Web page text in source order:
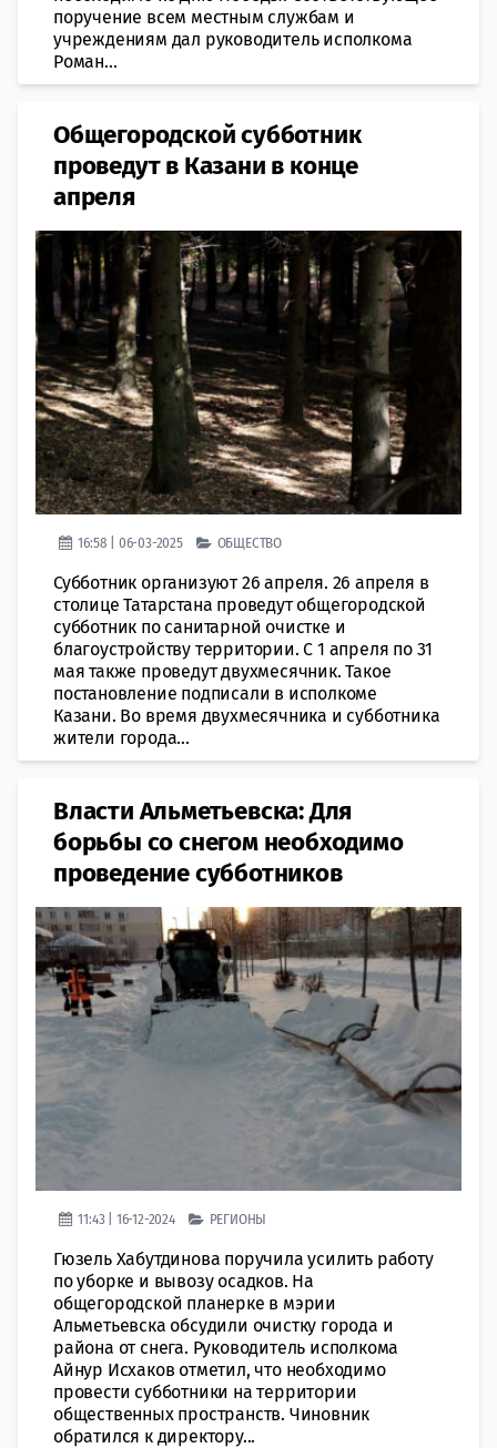
поручение всем местным службам и
учреждениям дал руководитель исполкома
Роман...
Общегородской субботник
проведут в Казани в конце
апреля
16:58 | 06-03-2025 ОБЩЕСТВО
Субботник организуют 26 апреля. 26 апреля в
столице Татарстана проведут общегородской
субботник по санитарной очистке и
благоустройству территории. С 1 апреля по 31
мая также проведут двухмесячник. Такое
постановление подписали в исполкоме
Казани. Во время двухмесячника и субботника
жители города...
Власти Альметьевска: Для
борьбы со снегом необходимо
проведение субботников
11:43 | 16-12-2024 РЕГИОНЫ
Гюзель Хабутдинова поручила усилить работу
по уборке и вывозу осадков. На
общегородской планерке в мэрии
Альметьевска обсудили очистку города и
района от снега. Руководитель исполкома
Айнур Исхаков отметил, что необходимо
провести субботники на территории
общественных пространств. Чиновник
обратился к директору...